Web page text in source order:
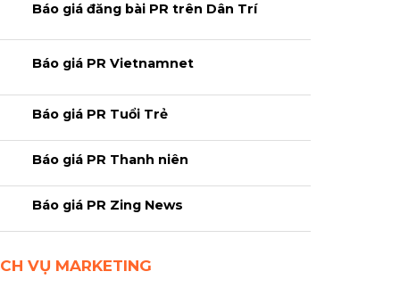
Báo giá đăng bài PR trên Dân Trí
Báo giá PR Vietnamnet
Báo giá PR Tuổi Trẻ
Báo giá PR Thanh niên
Báo giá PR Zing News
VỤ MARKETING